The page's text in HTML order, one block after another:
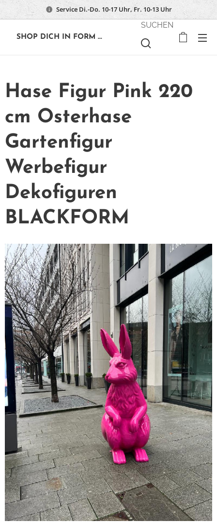
Service Di.-Do. 10-17 Uhr, Fr. 10-13 Uhr
SHOP DICH IN FORM ...
SUCHEN
Hase Figur Pink 220
cm Osterhase
Gartenfigur
Werbefigur
Dekofiguren
BLACKFORM